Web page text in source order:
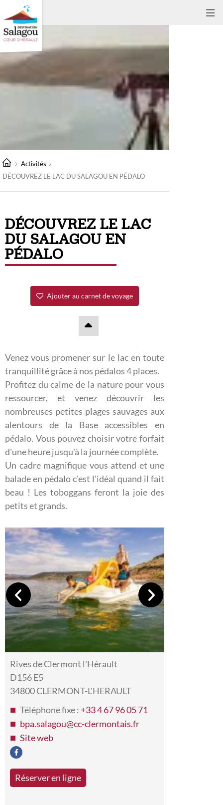
Activités
DÉCOUVREZ LE LAC DU SALAGOU EN PÉDALO
DÉCOUVREZ LE LAC
DU SALAGOU EN
PÉDALO
Ajouter au carnet de voyage
Venez vous promener sur le lac en toute
tranquillité grâce à nos pédalos 4 places.
Profitez du calme de la nature pour vous
ressourcer, et venez découvrir les
nombreuses petites plages sauvages aux
alentours de la Base accessibles en
pédalo. Vous pouvez choisir votre forfait
d'une heure jusqu'à la journée complète.
Un cadre magnifique vous attend et une
balade en pédalo c'est l'idéal quand il fait
beau ! Les toboggans feront la joie des
petits et grands.
Rives de Clermont l'Hérault
D156 E5
34800 CLERMONT-L'HERAULT
Téléphone fixe : +33 4 67 96 05 71
bpa.salagou@cc-clermontais.fr
Site web
Réserver en ligne